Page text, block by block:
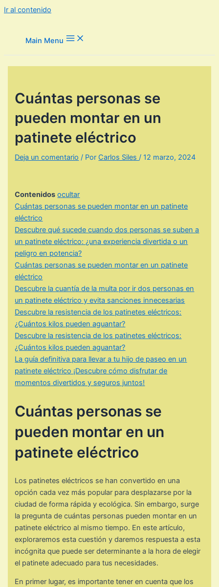
Ir al contenido
Main Menu
Cuántas personas se
pueden montar en un
patinete eléctrico
Deja un comentario / Por Carlos Siles/12 marzo, 2024
Contenidos ocultar
Cuántas personas se pueden montar en un patinete
eléctrico
Descubre qué sucede cuando dos personas se suben a
un patinete eléctrico: ¿una experiencia divertida o un
peligro en potencia?
Cuántas personas se pueden montar en un patinete
eléctrico
Descubre la cuantía de la multa por ir dos personas en
un patinete eléctrico y evita sanciones innecesarias
Descubre la resistencia de los patinetes eléctricos:
¿Cuántos kilos pueden aguantar?
Descubre la resistencia de los patinetes eléctricos:
¿Cuántos kilos pueden aguantar?
La guía definitiva para llevar a tu hijo de paseo en un
patinete eléctrico ¡Descubre cómo disfrutar de
momentos divertidos y seguros juntos!
Cuántas personas se
pueden montar en un
patinete eléctrico
Los patinetes eléctricos se han convertido en una
opción cada vez más popular para desplazarse por la
ciudad de forma rápida y ecológica. Sin embargo, surge
la pregunta de cuántas personas pueden montar en un
patinete eléctrico al mismo tiempo. En este artículo,
exploraremos esta cuestión y daremos respuesta a esta
incógnita que puede ser determinante a la hora de elegir
el patinete adecuado para tus necesidades.
En primer lugar, es importante tener en cuenta que los